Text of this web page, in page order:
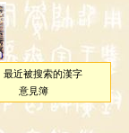
最近被搜索的漢字
意見簿